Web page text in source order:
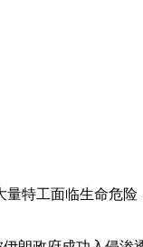
特工面临生命危